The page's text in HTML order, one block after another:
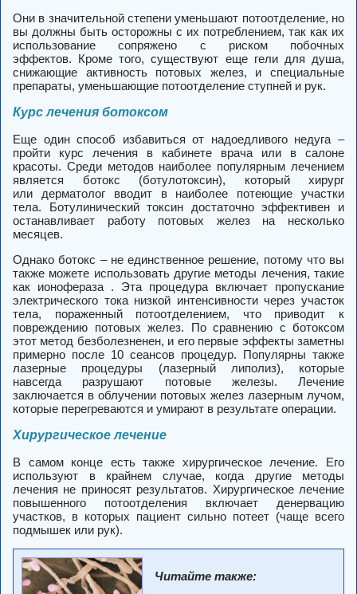
Они в значительной степени уменьшают потоотделение, но
вы должны быть осторожны с их потреблением, так как их
использование сопряжено с риском побочных
эффектов. Кроме того, существуют еще гели для душа,
снижающие активность потовых желез, и специальные
препараты, уменьшающие потоотделение ступней и рук.
Курс лечения ботоксом
Еще один способ избавиться от надоедливого недуга –
пройти курс лечения в кабинете врача или в салоне
красоты. Среди методов наиболее популярным лечением
является ботокс (ботулотоксин), который хирург
или дерматолог вводит в наиболее потеющие участки
тела. Ботулинический токсин достаточно эффективен и
останавливает работу потовых желез на несколько
месяцев.
Однако ботокс – не единственное решение, потому что вы
также можете использовать другие методы лечения, такие
как ионофераза . Эта процедура включает пропускание
электрического тока низкой интенсивности через участок
тела, пораженный потоотделением, что приводит к
повреждению потовых желез. По сравнению с ботоксом
этот метод безболезненен, и его первые эффекты заметны
примерно после 10 сеансов процедур. Популярны также
лазерные процедуры (лазерный липолиз), которые
навсегда разрушают потовые железы. Лечение
заключается в облучении потовых желез лазерным лучом,
которые перегреваются и умирают в результате операции.
Хирургическое лечение
В самом конце есть также хирургическое лечение. Его
используют в крайнем случае, когда другие методы
лечения не приносят результатов. Хирургическое лечение
повышенного потоотделения включает денервацию
участков, в которых пациент сильно потеет (чаще всего
подмышек или рук).
Читайте также: